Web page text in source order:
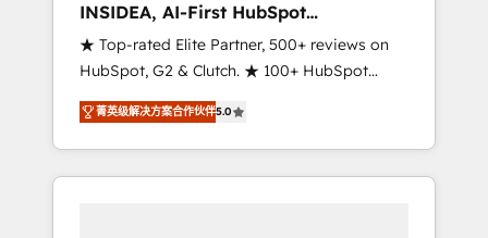
adoption with change-management
programs, and align marketing, sales, and
service to drive sustainable growth With 6
key HubSpot accreditations and experience
across hundreds of organizations in dozens
of industries, there’s a good chance one of
our globally integrated teams has worked
INSIDEA, AI-First HubSpot
Onboarding & RevOps
★ Top-rated Elite Partner, 500+ reviews on
HubSpot, G2 & Clutch. ★ 100+ HubSpot
Certified Experts & Trainers across the team
★ 1,500+ implementations across five
continents ★ AI-First, RevOps-led,
Onboarding obsessed ★ Company of the
菁英级解决方案合作伙伴5.0